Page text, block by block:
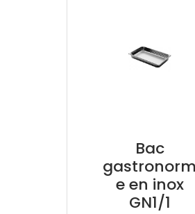
Bac
gastronorm
e en inox
GN1/1